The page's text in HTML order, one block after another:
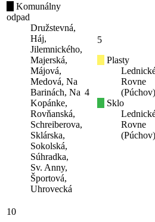
Komunálny
odpad
Družstevná,
Háj,
Jilemnického,
Majerská,
Májová,
Medová, Na
Barinách, Na
Kopánke,
Rovňanská,
Schreiberova,
Sklárska,
Sokolská,
Súhradka,
Sv. Anny,
Športová,
Uhrovecká
4
5
Plasty
Rovne
(Púchov)
Sklo
Rovne
(Púchov)
10